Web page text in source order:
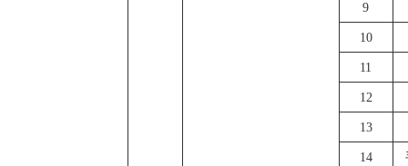
9
10
11
12
13
14